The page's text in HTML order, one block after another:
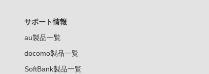
サポート情報
au製品一覧
docomo製品一覧
SoftBank製品一覧